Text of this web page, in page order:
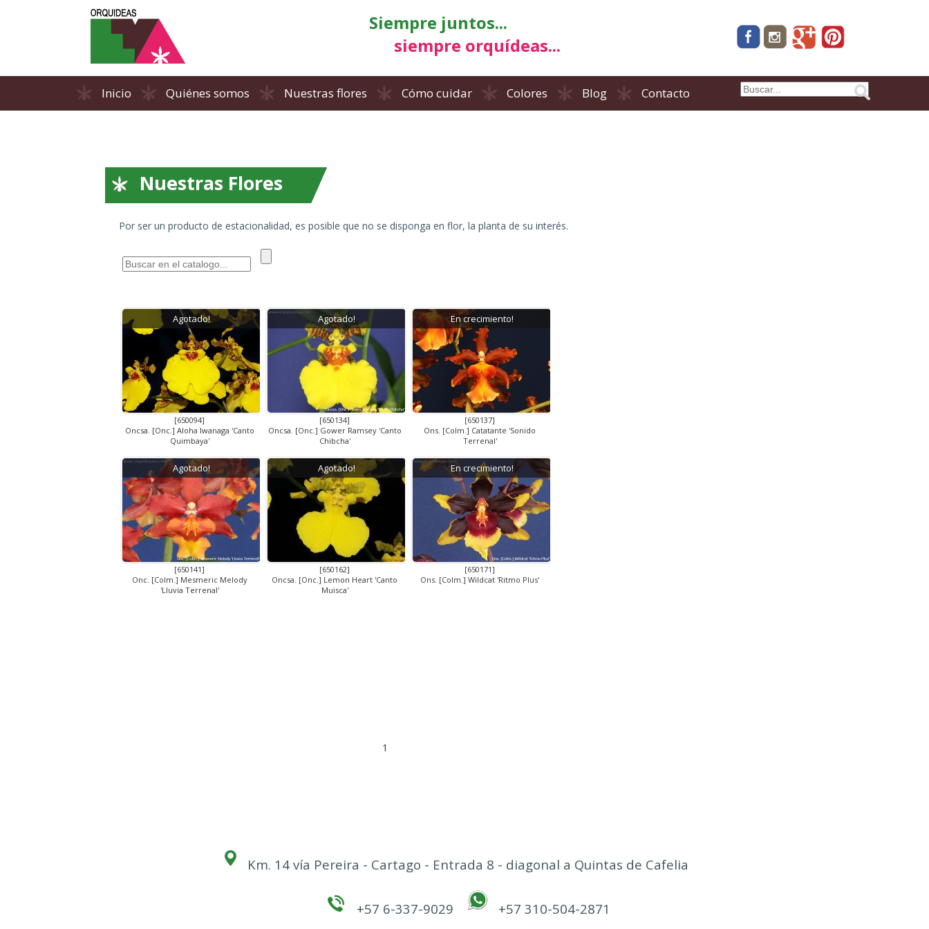
Siempre juntos...
siempre orquídeas...
Inicio Quiénes somos Nuestras flores Cómo cuidar Colores Blog Contacto
Nuestras Flores
Por ser un producto de estacionalidad, es posible que no se disponga en flor, la planta de su interés.
Agotado!
[650094]
Oncsa. [Onc.] Aloha Iwanaga 'Canto
Quimbaya'
Agotado!
[650134]
Oncsa. [Onc.] Gower Ramsey 'Canto
Chibcha'
En crecimiento!
[650137]
Ons. [Colm.] Catatante 'Sonido
Terrenal'
Agotado!
[650141]
Onc. [Colm.] Mesmeric Melody
'Lluvia Terrenal'
Agotado!
[650162]
Oncsa. [Onc.] Lemon Heart 'Canto
Muisca'
En crecimiento!
[650171]
Ons. [Colm.] Wildcat 'Ritmo Plus'
1
Km. 14 vía Pereira - Cartago - Entrada 8 - diagonal a Quintas de Cafelia
+57 6-337-9029 +57 310-504-2871